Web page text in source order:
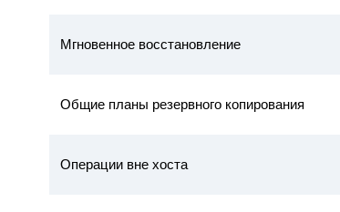
Мгновенное восстановление
Общие планы резервного копирования
Операции вне хоста